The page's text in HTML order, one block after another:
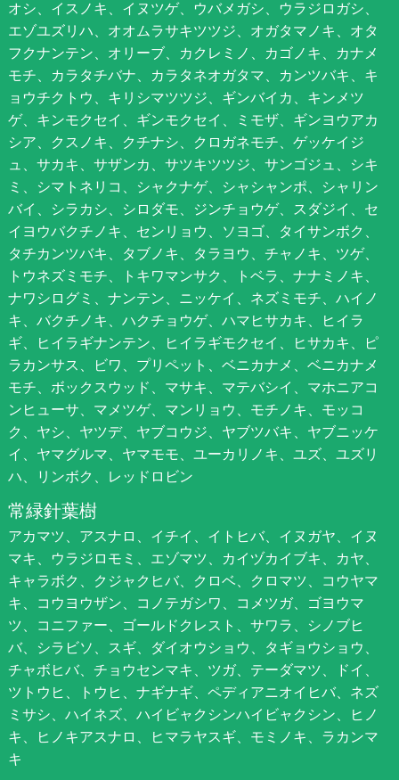
オシ、イスノキ、イヌツゲ、ウバメガシ、ウラジロガシ、
エゾユズリハ、オオムラサキツツジ、オガタマノキ、オタ
フクナンテン、オリーブ、カクレミノ、カゴノキ、カナメ
モチ、カラタチバナ、カラタネオガタマ、カンツバキ、キ
ョウチクトウ、キリシマツツジ、ギンバイカ、キンメツ
ゲ、キンモクセイ、ギンモクセイ、ミモザ、ギンヨウアカ
シア、クスノキ、クチナシ、クロガネモチ、ゲッケイジ
ュ、サカキ、サザンカ、サツキツツジ、サンゴジュ、シキ
ミ、シマトネリコ、シャクナゲ、シャシャンポ、シャリン
バイ、シラカシ、シロダモ、ジンチョウゲ、スダジイ、セ
イヨウバクチノキ、センリョウ、ソヨゴ、タイサンボク、
タチカンツバキ、タブノキ、タラヨウ、チャノキ、ツゲ、
トウネズミモチ、トキワマンサク、トベラ、ナナミノキ、
ナワシログミ、ナンテン、ニッケイ、ネズミモチ、ハイノ
キ、バクチノキ、ハクチョウゲ、ハマヒサカキ、ヒイラ
ギ、ヒイラギナンテン、ヒイラギモクセイ、ヒサカキ、ピ
ラカンサス、ビワ、プリペット、ベニカナメ、ベニカナメ
モチ、ボックスウッド、マサキ、マテバシイ、マホニアコ
ンヒューサ、マメツゲ、マンリョウ、モチノキ、モッコ
ク、ヤシ、ヤツデ、ヤブコウジ、ヤブツバキ、ヤブニッケ
イ、ヤマグルマ、ヤマモモ、ユーカリノキ、ユズ、ユズリ
ハ、リンボク、レッドロビン
常緑針葉樹
アカマツ、アスナロ、イチイ、イトヒバ、イヌガヤ、イヌ
マキ、ウラジロモミ、エゾマツ、カイヅカイブキ、カヤ、
キャラボク、クジャクヒバ、クロベ、クロマツ、コウヤマ
キ、コウヨウザン、コノテガシワ、コメツガ、ゴヨウマ
ツ、コニファー、ゴールドクレスト、サワラ、シノブヒ
バ、シラビソ、スギ、ダイオウショウ、タギョウショウ、
チャボヒバ、チョウセンマキ、ツガ、テーダマツ、ドイ、
ツトウヒ、トウヒ、ナギナギ、ペディアニオイヒバ、ネズ
ミサシ、ハイネズ、ハイビャクシンハイビャクシン、ヒノ
キ、ヒノキアスナロ、ヒマラヤスギ、モミノキ、ラカンマ
キ